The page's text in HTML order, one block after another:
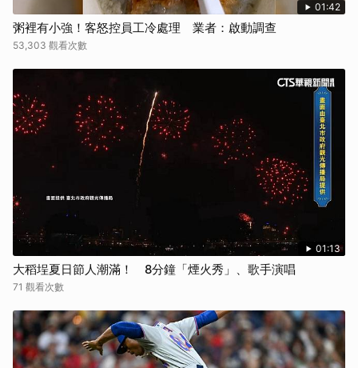
01:42
粥裡有小強！客怒控員工冷處理 業者：啟動調查
53,303 觀看次數
01:13
大稻埕夏日節人潮滿！ 8分鐘「煙火秀」、歌手演唱
71 觀看次數